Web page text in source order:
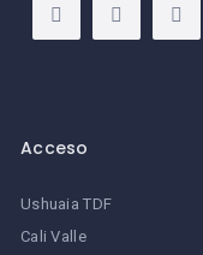
Acceso
Ushuaia TDF
Cali Valle